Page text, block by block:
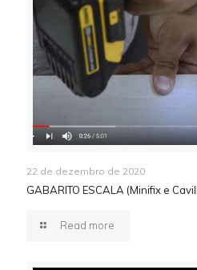
22 de dezembro de 2020
GABARITO ESCALA (Minifix e
Read more